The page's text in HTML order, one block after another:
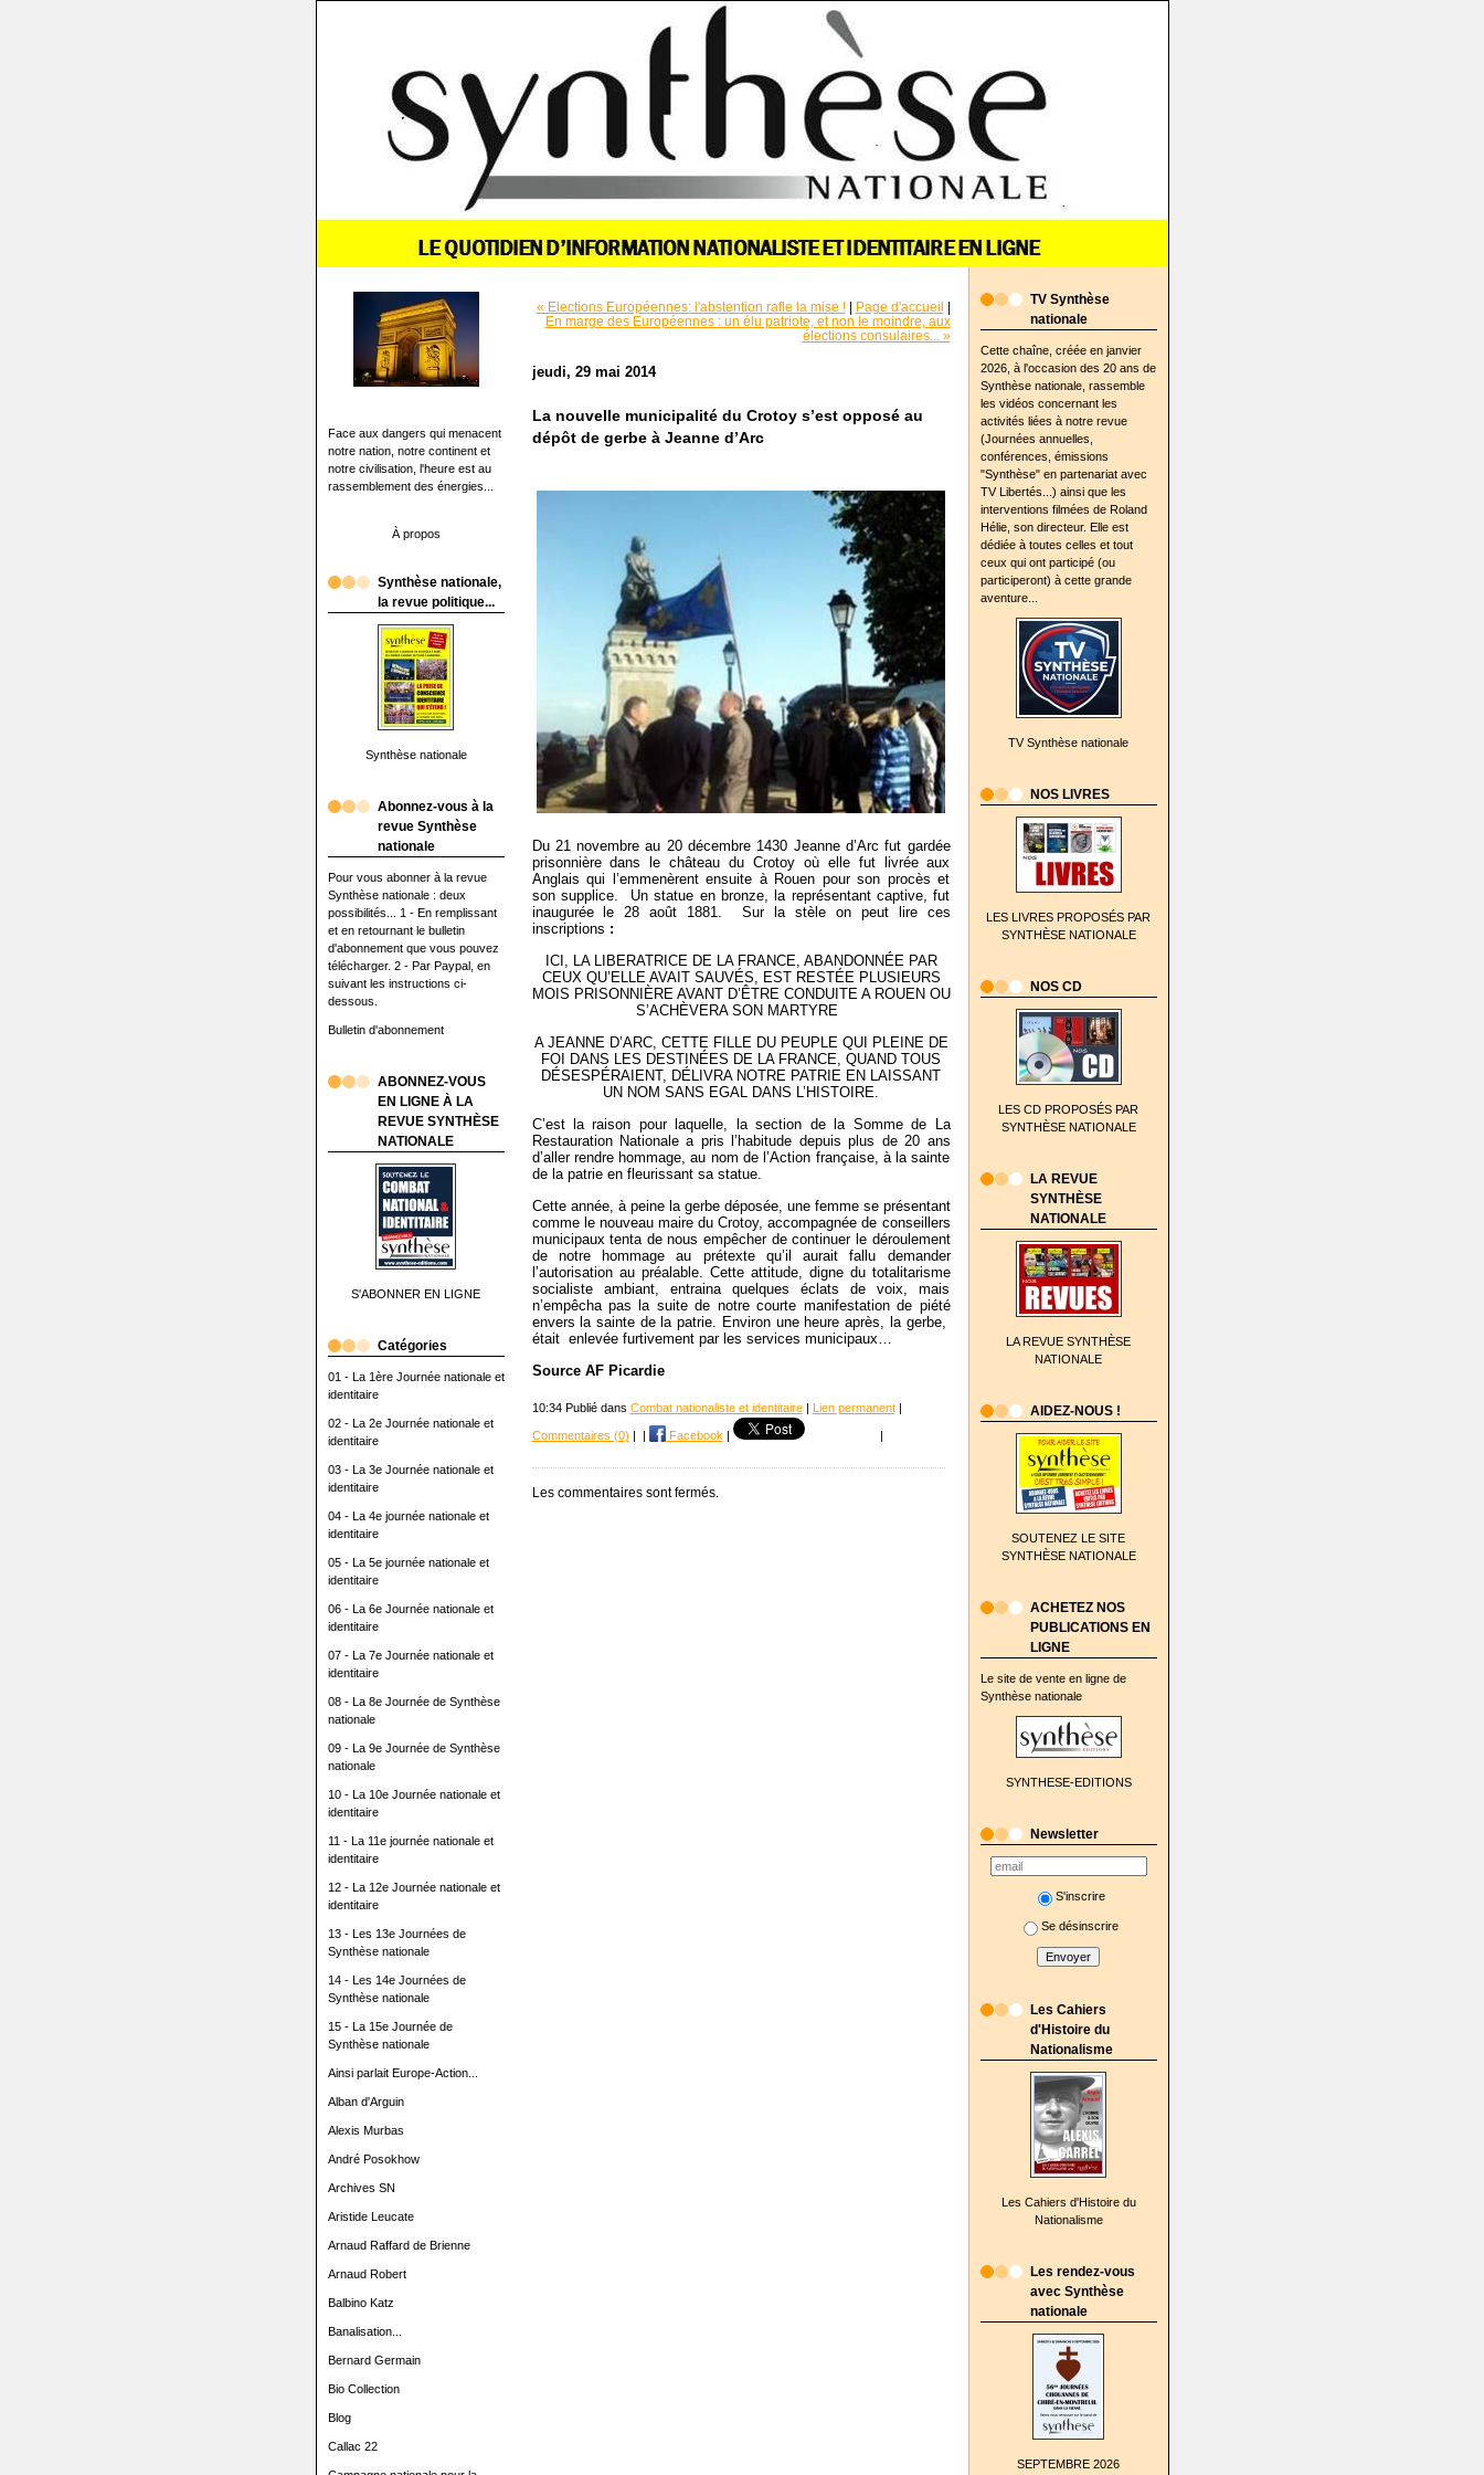
Face aux dangers qui menacent
notre nation, notre continent et
notre civilisation, l'heure est au
rassemblement des énergies...
À propos
Synthèse nationale,
la revue politique...
Synthèse nationale
Abonnez-vous à la
revue Synthèse
nationale
Pour vous abonner à la revue
Synthèse nationale : deux
possibilités... 1 - En remplissant
et en retournant le bulletin
d'abonnement que vous pouvez
télécharger. 2 - Par Paypal, en
suivant les instructions ci-
dessous.
Bulletin d'abonnement
ABONNEZ-VOUS
EN LIGNE À LA
REVUE SYNTHÈSE
NATIONALE
S'ABONNER EN LIGNE
Catégories
01 - La 1ère Journée nationale et
identitaire
02 - La 2e Journée nationale et
identitaire
03 - La 3e Journée nationale et
identitaire
04 - La 4e journée nationale et
identitaire
05 - La 5e journée nationale et
identitaire
06 - La 6e Journée nationale et
identitaire
07 - La 7e Journée nationale et
identitaire
08 - La 8e Journée de Synthèse
nationale
09 - La 9e Journée de Synthèse
nationale
10 - La 10e Journée nationale et
identitaire
11 - La 11e journée nationale et
identitaire
12 - La 12e Journée nationale et
identitaire
13 - Les 13e Journées de
Synthèse nationale
14 - Les 14e Journées de
Synthèse nationale
15 - La 15e Journée de
Synthèse nationale
Ainsi parlait Europe-Action...
Alban d'Arguin
Alexis Murbas
André Posokhow
Archives SN
Aristide Leucate
Arnaud Raffard de Brienne
Arnaud Robert
Balbino Katz
Banalisation...
Bernard Germain
Bio Collection
Blog
Callac 22
TV Synthèse
nationale
Cette chaîne, créée en janvier
2026, à l'occasion des 20 ans de
Synthèse nationale, rassemble
les vidéos concernant les
activités liées à notre revue
(Journées annuelles,
conférences, émissions
"Synthèse" en partenariat avec
TV Libertés...) ainsi que les
interventions filmées de Roland
Hélie, son directeur. Elle est
dédiée à toutes celles et tout
ceux qui ont participé (ou
participeront) à cette grande
aventure...
TV Synthèse nationale
NOS LIVRES
LES LIVRES PROPOSÉS PAR
SYNTHÈSE NATIONALE
NOS CD
LES CD PROPOSÉS PAR
SYNTHÈSE NATIONALE
LA REVUE
SYNTHÈSE
NATIONALE
LA REVUE SYNTHÈSE
NATIONALE
AIDEZ-NOUS !
SOUTENEZ LE SITE
SYNTHÈSE NATIONALE
ACHETEZ NOS
PUBLICATIONS EN
LIGNE
Le site de vente en ligne de
Synthèse nationale
SYNTHESE-EDITIONS
Newsletter
S'inscrire
Se désinscrire
Les Cahiers
d'Histoire du
Nationalisme
Les Cahiers d'Histoire du
Nationalisme
Les rendez-vous
avec Synthèse
nationale
SEPTEMBRE 2026
« Elections Européennes: l'abstention rafle la mise !| Page d'accueil |
En marge des Européennes : un élu patriote, et non le moindre, aux
élections consulaires... »
jeudi, 29 mai 2014
La nouvelle municipalité du Crotoy s’est opposé au
dépôt de gerbe à Jeanne d’Arc
Du 21 novembre au 20 décembre 1430 Jeanne d’Arc fut gardée
prisonnière dans le château du Crotoy où elle fut livrée aux
Anglais qui l’emmenèrent ensuite à Rouen pour son procès et
son supplice. Un statue en bronze, la représentant captive, fut
inaugurée le 28 août 1881. Sur la stèle on peut lire ces
inscriptions :
ICI, LA LIBERATRICE DE LA FRANCE, ABANDONNÉE PAR
CEUX QU’ELLE AVAIT SAUVÉS, EST RESTÉE PLUSIEURS
MOIS PRISONNIÈRE AVANT D’ÊTRE CONDUITE A ROUEN OU
S’ACHÈVERA SON MARTYRE
A JEANNE D’ARC, CETTE FILLE DU PEUPLE QUI PLEINE DE
FOI DANS LES DESTINÉES DE LA FRANCE, QUAND TOUS
DÉSESPÉRAIENT, DÉLIVRA NOTRE PATRIE EN LAISSANT
UN NOM SANS EGAL DANS L’HISTOIRE.
C’est la raison pour laquelle, la section de la Somme de La
Restauration Nationale a pris l’habitude depuis plus de 20 ans
d’aller rendre hommage, au nom de l’Action française, à la sainte
de la patrie en fleurissant sa statue.
Cette année, à peine la gerbe déposée, une femme se présentant
comme le nouveau maire du Crotoy, accompagnée de conseillers
municipaux tenta de nous empêcher de continuer le déroulement
de notre hommage au prétexte qu’il aurait fallu demander
l’autorisation au préalable. Cette attitude, digne du totalitarisme
socialiste ambiant, entraina quelques éclats de voix, mais
n’empêcha pas la suite de notre courte manifestation de piété
envers la sainte de la patrie. Environ une heure après, la gerbe,
était enlevée furtivement par les services municipaux…
Source AF Picardie
10:34 Publié dans Combat nationaliste et identitaire| Lien permanent|
Commentaires (0) Facebook|
Les commentaires sont fermés.